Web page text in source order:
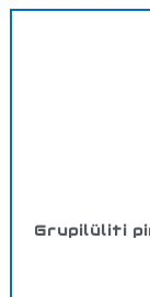
Grupilüliti